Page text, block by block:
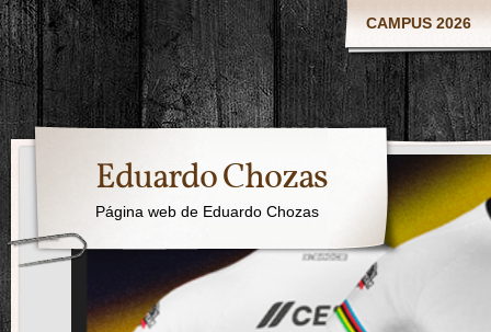
CAMPUS 2026
Eduardo Chozas
Página web de Eduardo Chozas